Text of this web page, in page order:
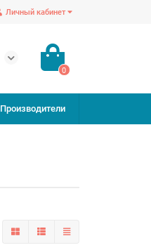
Личный кабинет
0
Производители